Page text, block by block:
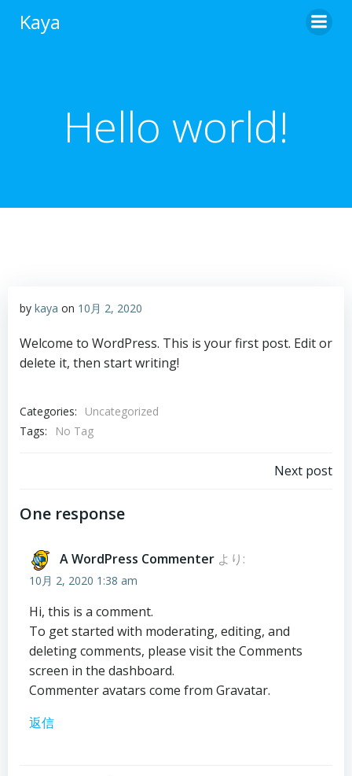
ス
キ
Kaya
Hello world!
by kaya on 10月 2, 2020
Welcome to WordPress. This is your first post. Edit or
delete it, then start writing!
Categories:
Uncategorized
Tags:
No Tag
ナ
ゲ
ー
シ
Next post
One response
A WordPress Commenter より:
10月 2, 2020 1:38 am
Hi, this is a comment.
To get started with moderating, editing, and
deleting comments, please visit the Comments
screen in the dashboard.
Commenter avatars come from Gravatar.
返信